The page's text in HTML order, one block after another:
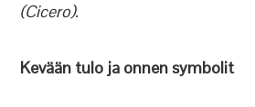
(Cicero).
Kevään tulo ja onnen symbolit